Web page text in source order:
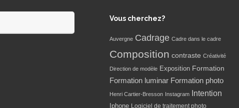
Vous cherchez?
Auvergne Cadrage Cadre dans le cadre
Composition contraste Créativité
Direction de modèle Exposition Formation
Formation luminar Formation photo
Henri Cartier-Bresson Instagram Intention
Iphone Logiciel de traitement photo